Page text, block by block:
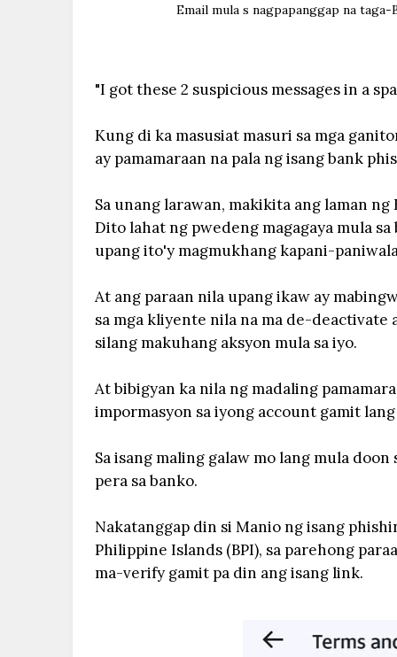
Email mula s nagpapanggap na
"I got these 2 suspicious messages in a
Kung di ka masusiat masuri sa mga
ay pamamaraan na pala ng isang bank
Sa unang larawan, makikita ang laman ng
Dito lahat ng pwedeng magagaya mula
upang ito'y magmukhang kapani-
At ang paraan nila upang ikaw ay
sa mga kliyente nila na ma de-deactivate
silang makuhang aksyon mula sa iyo.
At bibigyan ka nila ng madaling
impormasyon sa iyong account gamit
Sa isang maling galaw mo lang mula
pera sa banko.
Nakatanggap din si Manio ng isang
Philippine Islands (BPI), sa parehong
ma-verify gamit pa din ang isang link.